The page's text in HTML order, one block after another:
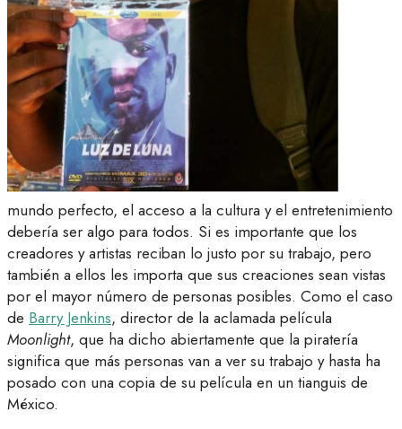
mundo perfecto, el acceso a la cultura y el entretenimiento
debería ser algo para todos. Si es importante que los
creadores y artistas reciban lo justo por su trabajo, pero
también a ellos les importa que sus creaciones sean vistas
por el mayor número de personas posibles. Como el caso
de Barry Jenkins, director de la aclamada película
Moonlight, que ha dicho abiertamente que la piratería
significa que más personas van a ver su trabajo y hasta ha
posado con una copia de su película en un tianguis de
México.